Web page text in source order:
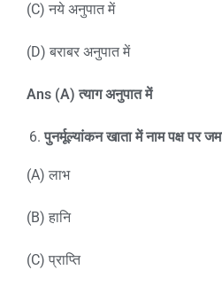
(C) नये अनुपात में
(D) बराबर अनुपात में
Ans (A)त्याग अनुपात में
पुनर्मूल्यांकन खाता में नाम पक्ष पर
(A) लाभ
(B) हानि
(C) प्राप्ति